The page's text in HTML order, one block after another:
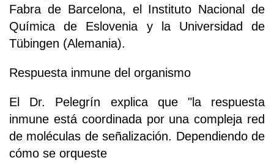
Fabra de Barcelona, el Instituto Nacional de
Química de Eslovenia y la Universidad de
Tübingen (Alemania).
Respuesta inmune del organismo
El Dr. Pelegrín explica que "la respuesta
inmune está coordinada por una compleja red
de moléculas de señalización. Dependiendo de
cómo se orqueste